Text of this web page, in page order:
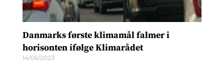
Danmarks første klimamål falmer i
horisonten ifølge Klimarådet
14/06/2023